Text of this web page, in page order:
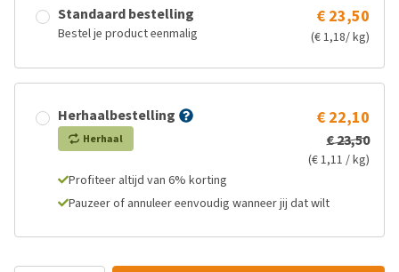
Standaard bestelling
Bestel je product eenmalig
€ 23,50
(€ 1,18/ kg)
Herhaalbestelling
Herhaal
€ 22,10
€ 23,50
(€ 1,11 / kg)
Profiteer altijd van 6% korting
Pauzeer of annuleer eenvoudig wanneer jij dat wilt